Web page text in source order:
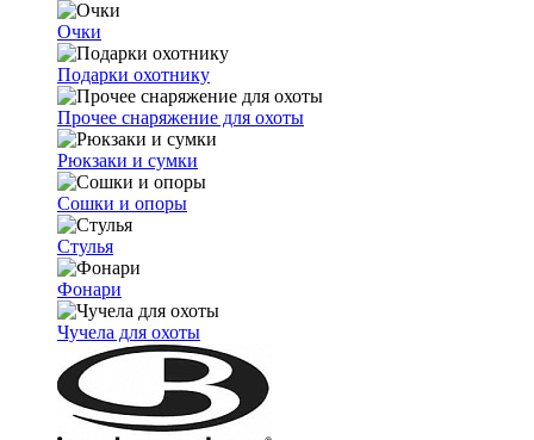
Очки
Подарки охотнику
Прочее снаряжение для охоты
Рюкзаки и сумки
Сошки и опоры
Стулья
Фонари
Чучела для охоты